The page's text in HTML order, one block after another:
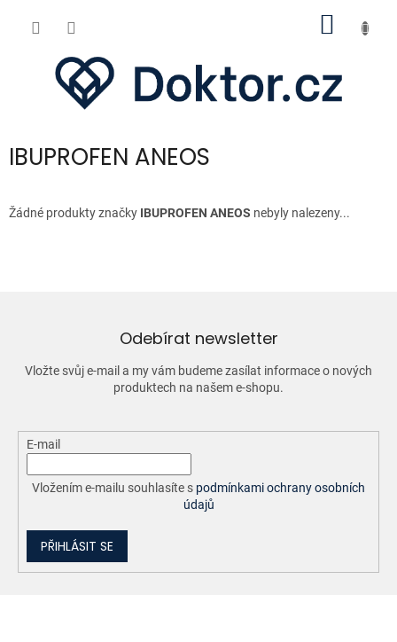
IBUPROFEN ANEOS
Žádné produkty značky IBUPROFEN ANEOS nebyly nalezeny...
Odebírat newsletter
Vložte svůj e-mail a my vám budeme zasílat informace o nových
produktech na našem e-shopu.
E-mail
Vložením e-mailu souhlasíte s podmínkami ochrany osobních
údajů
PŘIHLÁSIT SE